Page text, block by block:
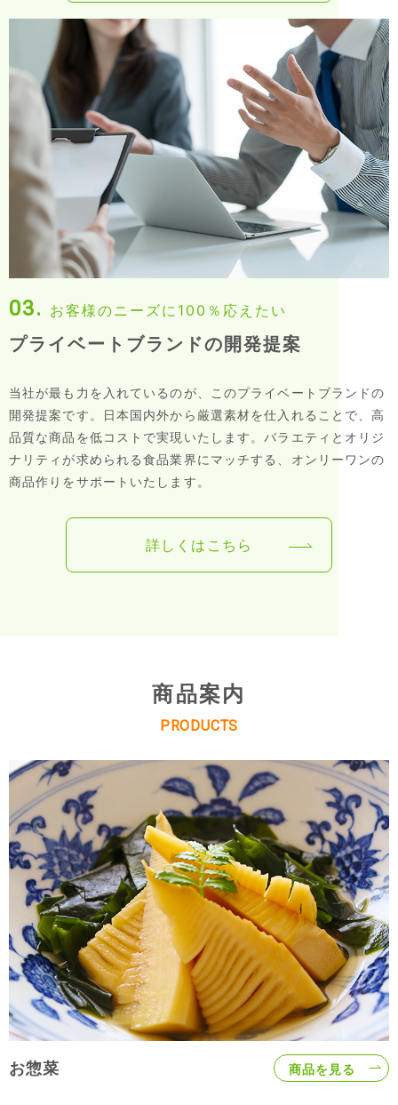
03. お客様のニーズに100％応えたい
プライベートブランドの開発提案
当社が最も力を入れているのが、このプライベートブランドの
開発提案です。日本国内外から厳選素材を仕入れることで、高
品質な商品を低コストで実現いたします。バラエティとオリジ
ナリティが求められる食品業界にマッチする、オンリーワンの
商品作りをサポートいたします。
詳しくはこちら
商品案内
PRODUCTS
お惣菜 商品を見る